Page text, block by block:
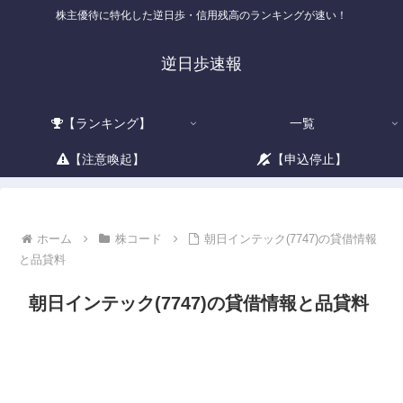
株主優待に特化した逆日歩・信用残高のランキングが速い！
逆日歩速報
【ランキング】 一覧
【注意喚起】 【申込停止】
ホーム 株コード
朝日インテック(7747)の貸借情報
と品貸料
朝日インテック(7747)の貸借情報と品貸料